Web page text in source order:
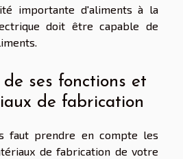
importante d'aliments à la
doit être capable de
de ses fonctions et
de fabrication
faut prendre en compte les
de fabrication de votre